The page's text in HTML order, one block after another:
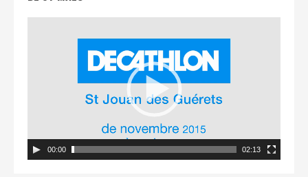
00:00 02:13